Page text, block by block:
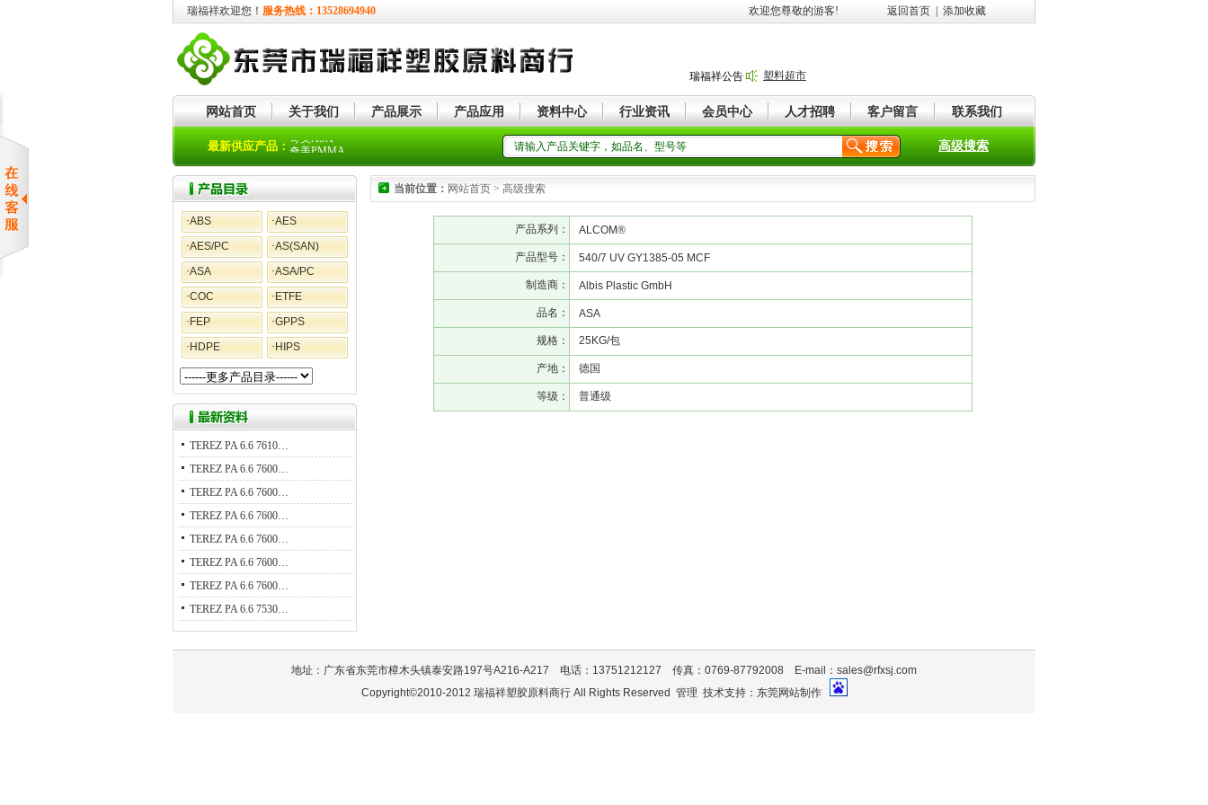
瑞福祥欢迎您！ 服务热线：13528694940 欢迎您尊敬的游客! 返回首页 添加收藏
瑞福祥公告 塑料超市
网站首页 关于我们 产品展示 产品应用 资料中心 行业资讯 会员中心 人才招聘 客户留言 联系我们
最新供应产品： 奇美PMMA
高级搜索
·ABS ·AES
·AES/PC ·AS(SAN)
·ASA ·ASA/PC
·COC · ETFE
· FEP ·GPPS
· HDPE · HIPS
TEREZ PA 6.6 7610…
TEREZ PA 6.6 7600…
TEREZ PA 6.6 7600…
TEREZ PA 6.6 7600…
TEREZ PA 6.6 7600…
TEREZ PA 6.6 7600…
TEREZ PA 6.6 7600…
TEREZ PA 6.6 7530…
当前位置： 网站首页 > 高级搜索
产品系列： ALCOM®
产品型号： 540/7 UV GY1385-05 MCF
制造商： Albis Plastic GmbH
品名： ASA
规格： 25KG/包
产地： 德国
等级： 普通级
地址：广东省东莞市樟木头镇泰安路197号A216-A217 电话：13751212127 传真：0769-87792008 E-mail：sales@rfxsj.com
Copyright©2010-2012 瑞福祥塑胶原料商行 All Rights Reserved 管理 技术支持： 东莞网站制作